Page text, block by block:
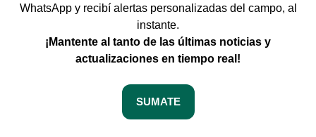
WhatsApp y recibí alertas personalizadas del campo, al
instante.
¡Mantente al tanto de las últimas noticias y
actualizaciones en tiempo real!
SUMATE